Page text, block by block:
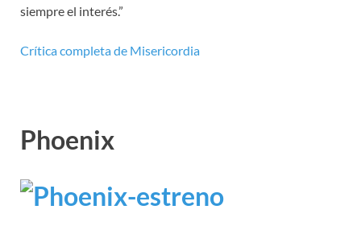
siempre el interés.”
Crítica completa de Misericordia
Phoenix